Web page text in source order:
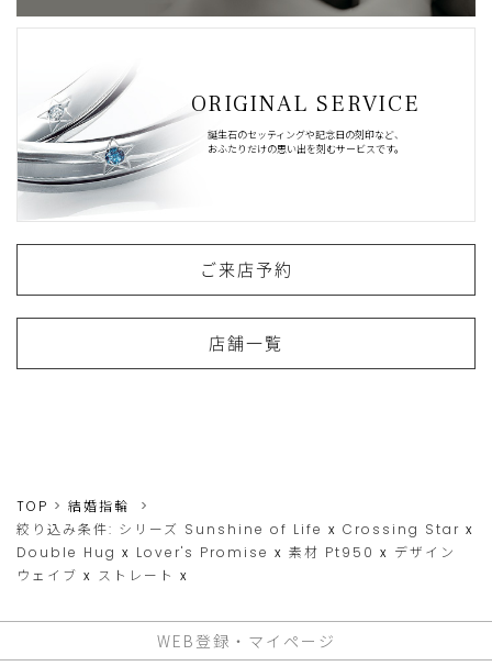
ORIGINAL SERVICE
誕生石のセッティングや記念日の刻印など、
おふたりだけの思い出を刻むサービスです。
ご来店予約
店舗一覧
TOP
結婚指輪
絞り込み条件: シリーズ Sunshine of Life x Crossing Star x
Double Hug x Lover's Promise x 素材 Pt950 x デザイン
ウェイブ x ストレート x
WEB登録・マイページ